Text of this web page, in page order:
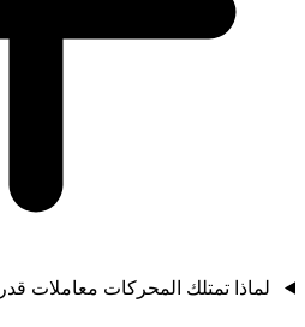
لماذا تمتلك المحركات معاملات